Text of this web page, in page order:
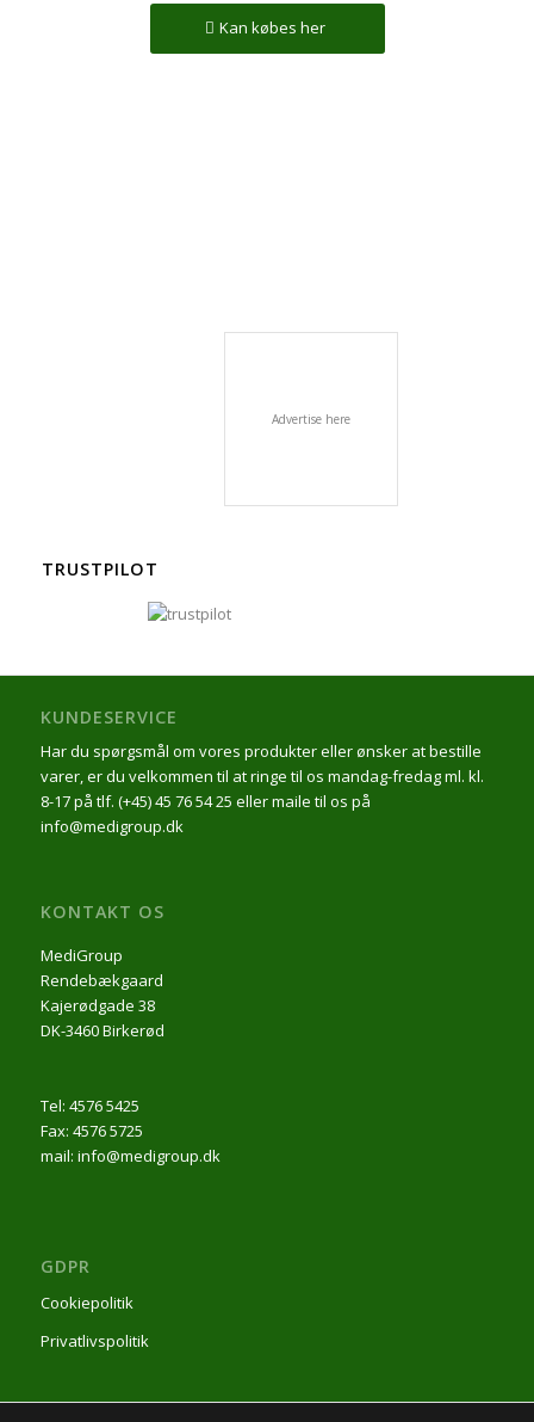
Kan købes her
Advertise here
TRUSTPILOT
KUNDESERVICE
Har du spørgsmål om vores produkter eller ønsker at bestille
varer, er du velkommen til at ringe til os mandag-fredag ml. kl.
8-17 på tlf. (+45) 45 76 54 25 eller maile til os på
info@medigroup.dk
KONTAKT OS
MediGroup
Rendebækgaard
Kajerødgade 38
DK-3460 Birkerød
Tel: 4576 5425
Fax: 4576 5725
mail: info@medigroup.dk
GDPR
Cookiepolitik
Privatlivspolitik